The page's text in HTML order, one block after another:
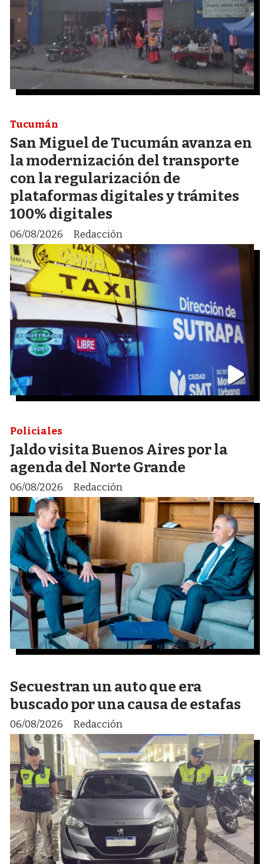
San Miguel de Tucumán avanza en
la modernización del transporte
con la regularización de
plataformas digitales y trámites
100% digitales
Redacción
Tucumán
06/08/2026
Jaldo visita Buenos Aires por la
agenda del Norte Grande
Redacción
Policiales
06/08/2026
Secuestran un auto que era
buscado por una causa de estafas
Redacción
06/08/2026